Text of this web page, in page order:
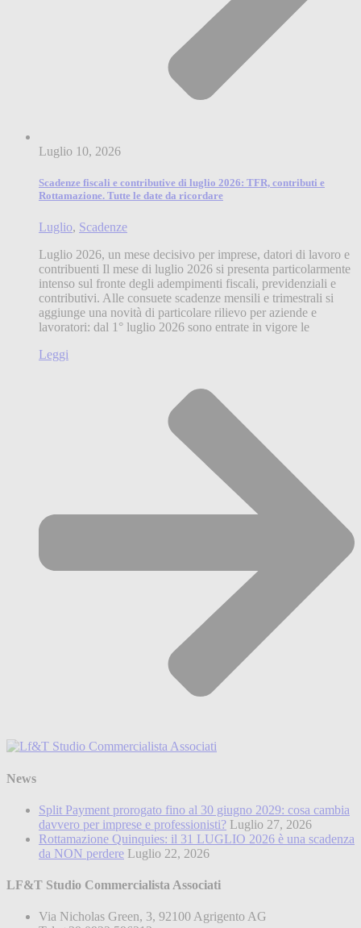
Luglio 10, 2026
Scadenze fiscali e contributive di luglio 2026: TFR, contributi e
Rottamazione. Tutte le date da ricordare
Luglio, Scadenze
Luglio 2026, un mese decisivo per imprese, datori di lavoro e
contribuenti Il mese di luglio 2026 si presenta particolarmente
intenso sul fronte degli adempimenti fiscali, previdenziali e
contributivi. Alle consuete scadenze mensili e trimestrali si
aggiunge una novità di particolare rilievo per aziende e
lavoratori: dal 1° luglio 2026 sono entrate in vigore le
Leggi
News
Split Payment prorogato fino al 30 giugno 2029: cosa cambia
davvero per imprese e professionisti? Luglio 27, 2026
Rottamazione Quinquies: il 31 LUGLIO 2026 è una scadenza
da NON perdere Luglio 22, 2026
LF&T Studio Commercialista Associati
Via Nicholas Green, 3, 92100 Agrigento AG